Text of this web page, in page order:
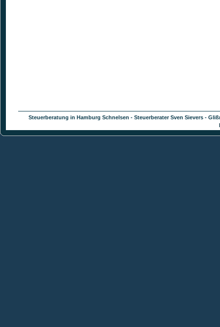
Steuerberatung in Hamburg Schnelsen - Steuerberater Sven Sievers -